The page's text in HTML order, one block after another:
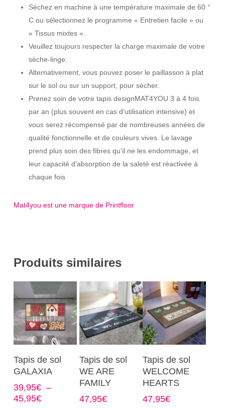
Séchez en machine à une température maximale de 60 °
C ou sélectionnez le programme « Entretien facile » ou
« Tissus mixtes ».
Veuillez toujours respecter la charge maximale de votre
sèche-linge.
Alternativement, vous pouvez poser le paillasson à plat
sur le sol ou sur un support, pour sécher.
Prenez soin de votre tapis designMAT4YOU 3 à 4 fois
par an (plus souvent en cas d’utilisation intensive) et
vous serez récompensé par de nombreuses années de
qualité fonctionnelle et de couleurs vives. Le lavage
prend plus soin des fibres qu’il ne les endommage, et
leur capacité d’absorption de la saleté est réactivée à
chaque fois
Mat4you est une marque de Printfloor
Produits similaires
Choix Des
Options
produit
a
plusieurs
variations.
Tapis de sol
GALAXIA
39,95€ –
45,95€Plage
Choix Des
Options
produit
a
variations.
Tapis de sol
WE ARE
FAMILY
47,95€
Choix Des
Options
produit
a
variations.
Tapis de sol
WELCOME
HEARTS
47,95€